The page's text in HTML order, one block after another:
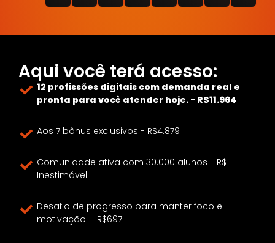
Aqui você terá acesso:
12 profissões digitais com demanda real e
pronta para você atender hoje. - R$11.964
Aos 7 bônus exclusivos - R$4.879
Comunidade ativa com 30.000 alunos - R$
Inestimável
Desafio de progresso para manter foco e
motivação. - R$697